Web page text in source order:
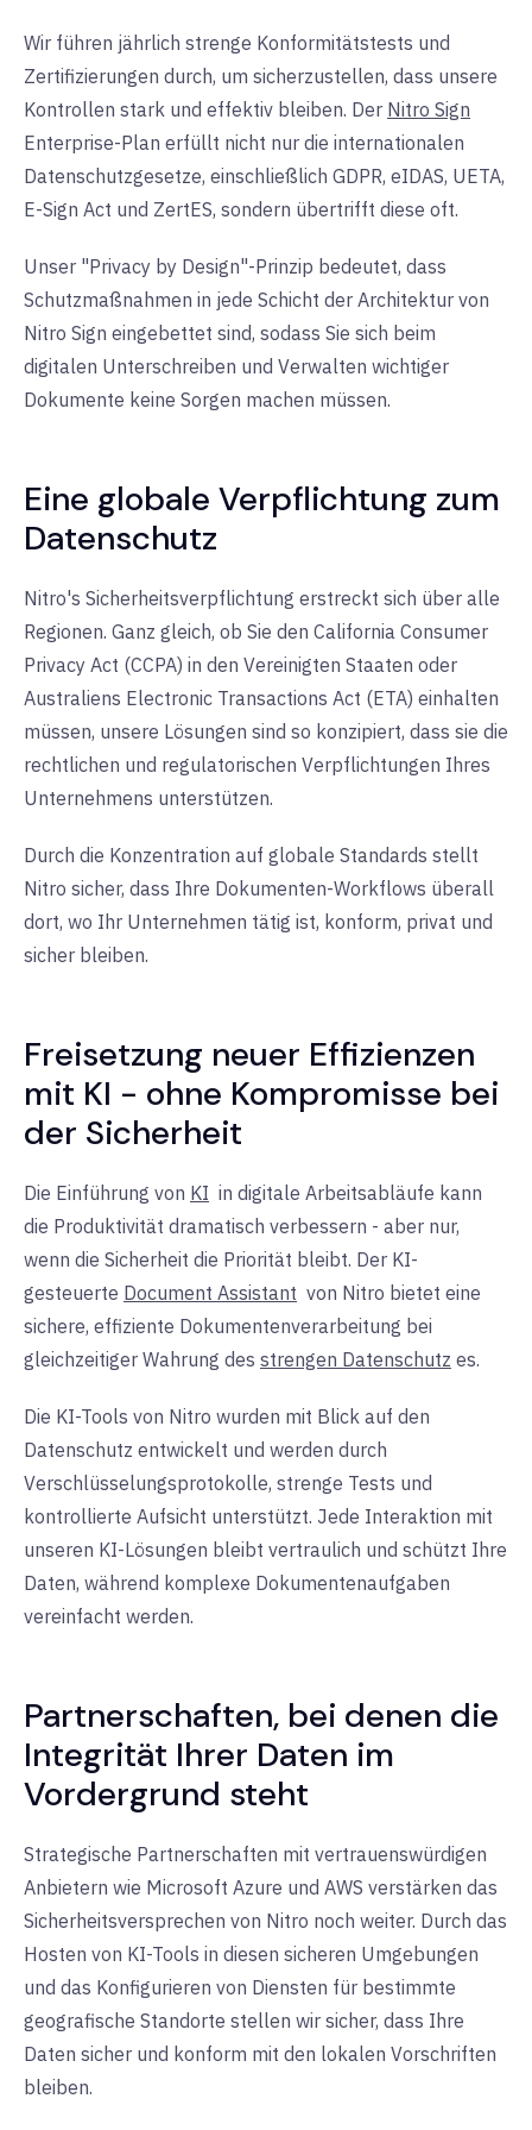
Wir führen jährlich strenge Konformitätstests und
Zertifizierungen durch, um sicherzustellen, dass unsere
Kontrollen stark und effektiv bleiben. Der Nitro Sign
Enterprise-Plan erfüllt nicht nur die internationalen
Datenschutzgesetze, einschließlich GDPR, eIDAS, UETA,
E-Sign Act und ZertES, sondern übertrifft diese oft.
Unser "Privacy by Design"-Prinzip bedeutet, dass
Schutzmaßnahmen in jede Schicht der Architektur von
Nitro Sign eingebettet sind, sodass Sie sich beim
digitalen Unterschreiben und Verwalten wichtiger
Dokumente keine Sorgen machen müssen.
Eine globale Verpflichtung zum
Datenschutz
Nitro's Sicherheitsverpflichtung erstreckt sich über alle
Regionen. Ganz gleich, ob Sie den California Consumer
Privacy Act (CCPA) in den Vereinigten Staaten oder
Australiens Electronic Transactions Act (ETA) einhalten
müssen, unsere Lösungen sind so konzipiert, dass sie die
rechtlichen und regulatorischen Verpflichtungen Ihres
Unternehmens unterstützen.
Durch die Konzentration auf globale Standards stellt
Nitro sicher, dass Ihre Dokumenten-Workflows überall
dort, wo Ihr Unternehmen tätig ist, konform, privat und
sicher bleiben.
Freisetzung neuer Effizienzen
mit KI - ohne Kompromisse bei
der Sicherheit
Die Einführung von KI in digitale Arbeitsabläufe kann
die Produktivität dramatisch verbessern - aber nur,
wenn die Sicherheit die Priorität bleibt. Der KI-
gesteuerte Document Assistant von Nitro bietet eine
sichere, effiziente Dokumentenverarbeitung bei
gleichzeitiger Wahrung des strengen Datenschutz es.
Die KI-Tools von Nitro wurden mit Blick auf den
Datenschutz entwickelt und werden durch
Verschlüsselungsprotokolle, strenge Tests und
kontrollierte Aufsicht unterstützt. Jede Interaktion mit
unseren KI-Lösungen bleibt vertraulich und schützt Ihre
Daten, während komplexe Dokumentenaufgaben
vereinfacht werden.
Partnerschaften, bei denen die
Integrität Ihrer Daten im
Vordergrund steht
Strategische Partnerschaften mit vertrauenswürdigen
Anbietern wie Microsoft Azure und AWS verstärken das
Sicherheitsversprechen von Nitro noch weiter. Durch das
Hosten von KI-Tools in diesen sicheren Umgebungen
und das Konfigurieren von Diensten für bestimmte
geografische Standorte stellen wir sicher, dass Ihre
Daten sicher und konform mit den lokalen Vorschriften
bleiben.